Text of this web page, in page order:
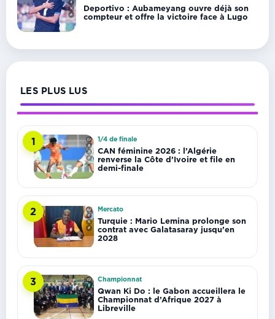
Deportivo : Aubameyang ouvre déjà son
compteur et offre la victoire face à Lugo
LES PLUS LUS
1 1/4 de finale
CAN féminine 2026 : l’Algérie
renverse la Côte d’Ivoire et file en
demi-finale
2 Mercato
Turquie : Mario Lemina prolonge son
contrat avec Galatasaray jusqu’en
2028
3 Championnat
Qwan Ki Do : le Gabon accueillera le
Championnat d’Afrique 2027 à
Libreville